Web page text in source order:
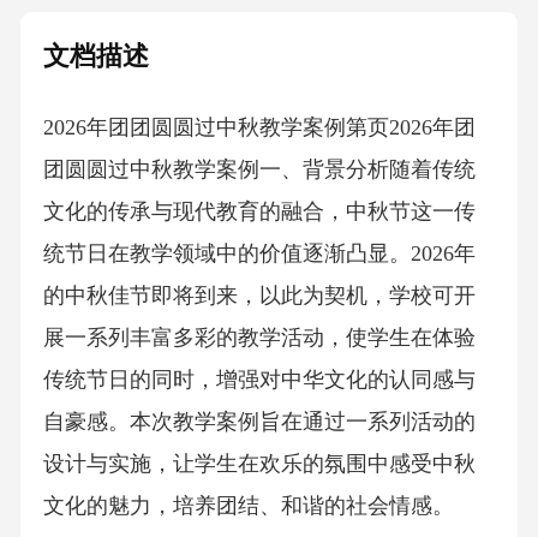
文档描述
2026年团团圆圆过中秋教学案例第页2026年团
团圆圆过中秋教学案例一、背景分析随着传统
文化的传承与现代教育的融合，中秋节这一传
统节日在教学领域中的价值逐渐凸显。2026年
的中秋佳节即将到来，以此为契机，学校可开
展一系列丰富多彩的教学活动，使学生在体验
传统节日的同时，增强对中华文化的认同感与
自豪感。本次教学案例旨在通过一系列活动的
设计与实施，让学生在欢乐的氛围中感受中秋
文化的魅力，培养团结、和谐的社会情感。